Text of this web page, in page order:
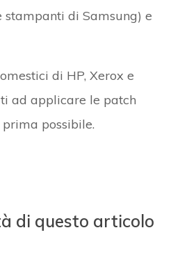
di Samsung) e
di HP, Xerox e
ad applicare le patch
possibile.
di questo articolo